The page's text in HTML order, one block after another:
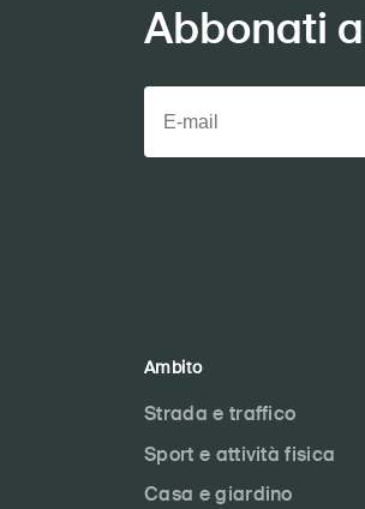
Abbonati
Ambito
Strada e traffico
Sport e attività fisica
Casa e giardino